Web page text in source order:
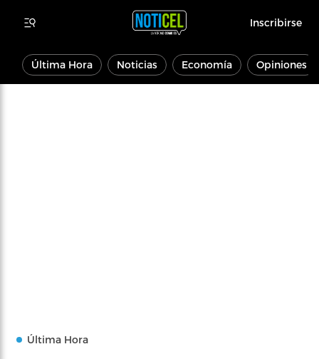
Inscribirse
Última Hora Noticias Economía Opiniones
Última Hora